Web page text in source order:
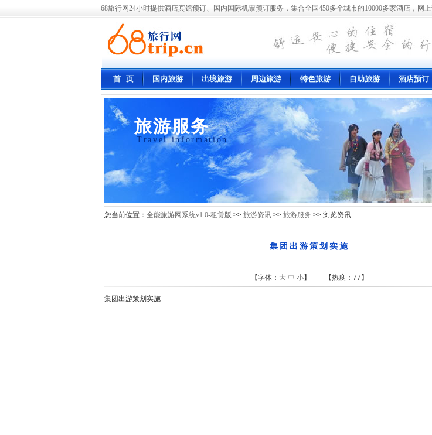
68旅行网24小时提供酒店宾馆预订、国内国际机票预订服务，集合全国450多个城市的10000多家酒店，网
首 页 国内旅游 出境旅游 周边旅游 特色旅游 自助旅游 酒店预订
旅游服务
Travel information
您当前位置： 全能旅游网系统v1.0-租赁版 >> 旅游资讯 >> 旅游服务 >> 浏览资讯
集团出游策划实施
【字体： 大 中 小】 【热度： 77】
集团出游策划实施